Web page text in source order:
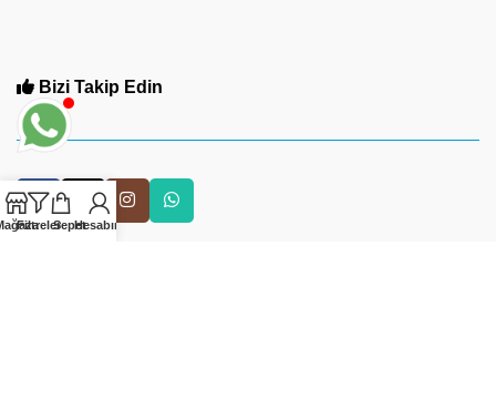
Bizi Takip Edin
FiltrelerSepetHesabım